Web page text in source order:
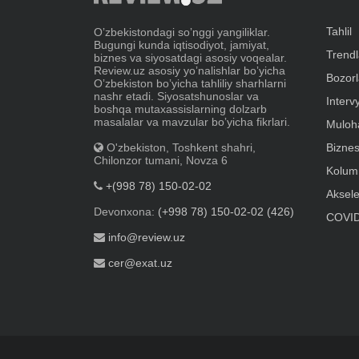
Oʼzbekistondagi soʼnggi yangiliklar.
Bugungi kunda iqtisodiyot, jamiyat,
biznes va siyosatdagi asosiy voqealar.
Review.uz asosiy yoʼnalishlar boʼyicha
Oʼzbekiston boʼyicha tahliliy sharhlarni
nashr etadi. Siyosatshunoslar va
boshqa mutaxassislarning dolzarb
masalalar va mavzular boʼyicha fikrlari.
O'zbekiston, Toshkent shahri,
Chilonzor tumani, Novza 6
+(998 78) 150-02-02
Devonxona: (+998 78) 150-02-02 (426)
info@review.uz
cer@exat.uz
Tahlil
Biznes